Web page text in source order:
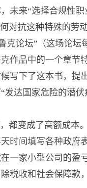
未来“选择合规性职
对抗这种特殊的劳
克论坛”（这场论
作品中的一个章节
写下了这本书，
达国家危险的潜
都变成了高额成本
时间填写各种政府
一家小型公司的盈
收和社会保障款